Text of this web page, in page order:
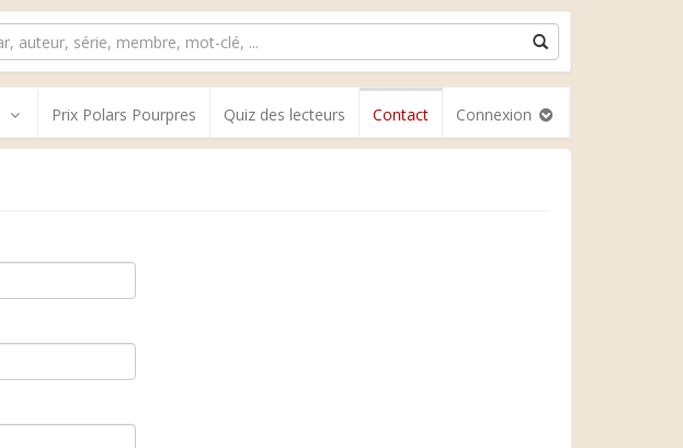
Prix Polars Pourpres Quiz des lecteurs Contact Connexion